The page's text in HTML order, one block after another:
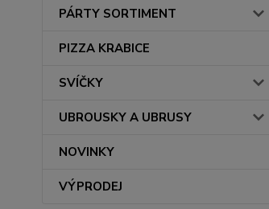
PÁRTY SORTIMENT
PIZZA KRABICE
SVÍČKY
UBROUSKY A UBRUSY
NOVINKY
VÝPRODEJ